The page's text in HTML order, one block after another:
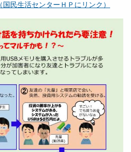
民生活センターＨＰにリンク）